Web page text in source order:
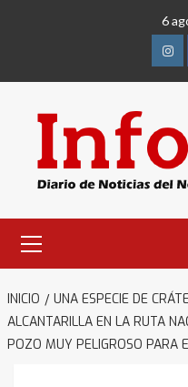
6
primario
INICIO
UNA ESPECIE DE
ALCANTARILLA EN LA RUTA
POZO MUY PELIGROSO PARA